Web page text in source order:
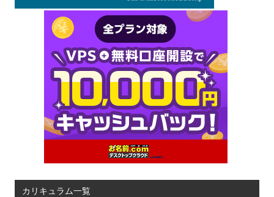
カリキュラム一覧